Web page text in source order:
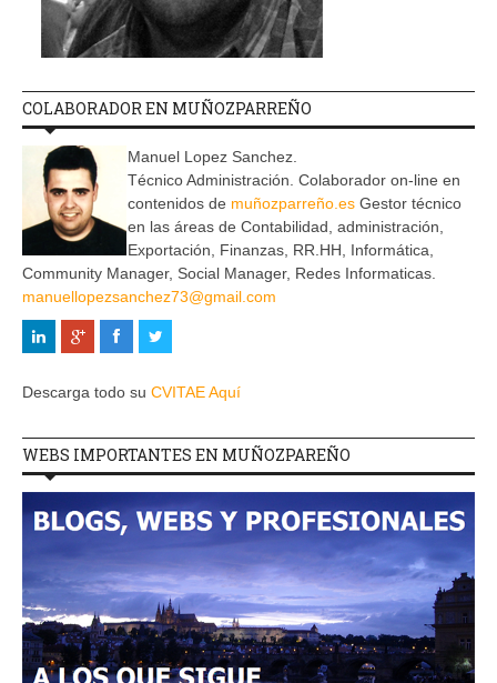
COLABORADOR EN MUÑOZPARREÑO
Manuel Lopez Sanchez.
Técnico Administración. Colaborador on-line en
contenidos de muñozparreño.es Gestor técnico
en las áreas de Contabilidad, administración,
Exportación, Finanzas, RR.HH, Informática,
Community Manager, Social Manager, Redes Informaticas.
manuellopezsanchez73@gmail.com
Descarga todo su CVITAE Aquí
WEBS IMPORTANTES EN MUÑOZPAREÑO